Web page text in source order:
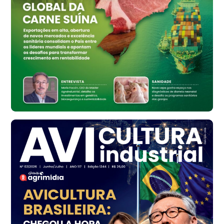
Ovo Branco - Regional
Bastos (SP)
R$ 134,42
cx
Ovo Vermelho - Regional
Bastos (SP)
R$ 148,56
cx
Frango - Indicador
SP
R$ 7,16
kg
Frango - Indicador
SP
kg
Trigo Atacado - Regional